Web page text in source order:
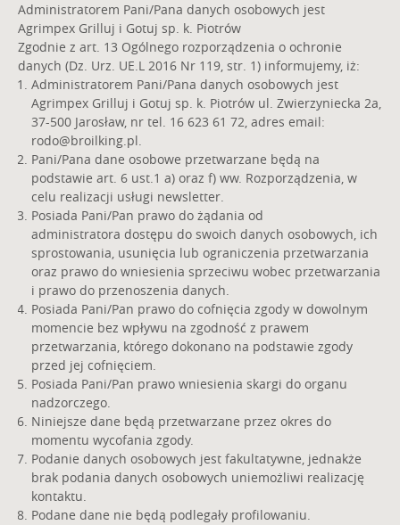
Administratorem Pani/Pana danych osobowych jest
Agrimpex Grilluj i Gotuj sp. k. Piotrów
Zgodnie z art. 13 Ogólnego rozporządzenia o ochronie
danych (Dz. Urz. UE.L 2016 Nr 119, str. 1) informujemy, iż:
Administratorem Pani/Pana danych osobowych jest
Agrimpex Grilluj i Gotuj sp. k. Piotrów ul. Zwierzyniecka 2a,
37-500 Jarosław, nr tel. 16 623 61 72, adres email:
rodo@broilking.pl.
Pani/Pana dane osobowe przetwarzane będą na
podstawie art. 6 ust.1 a) oraz f) ww. Rozporządzenia, w
celu realizacji usługi newsletter.
Posiada Pani/Pan prawo do żądania od
administratora dostępu do swoich danych osobowych, ich
sprostowania, usunięcia lub ograniczenia przetwarzania
oraz prawo do wniesienia sprzeciwu wobec przetwarzania
i prawo do przenoszenia danych.
Posiada Pani/Pan prawo do cofnięcia zgody w dowolnym
momencie bez wpływu na zgodność z prawem
przetwarzania, którego dokonano na podstawie zgody
przed jej cofnięciem.
Posiada Pani/Pan prawo wniesienia skargi do organu
nadzorczego.
Niniejsze dane będą przetwarzane przez okres do
momentu wycofania zgody.
Podanie danych osobowych jest fakultatywne, jednakże
brak podania danych osobowych uniemożliwi realizację
kontaktu.
Podane dane nie będą podlegały profilowaniu.